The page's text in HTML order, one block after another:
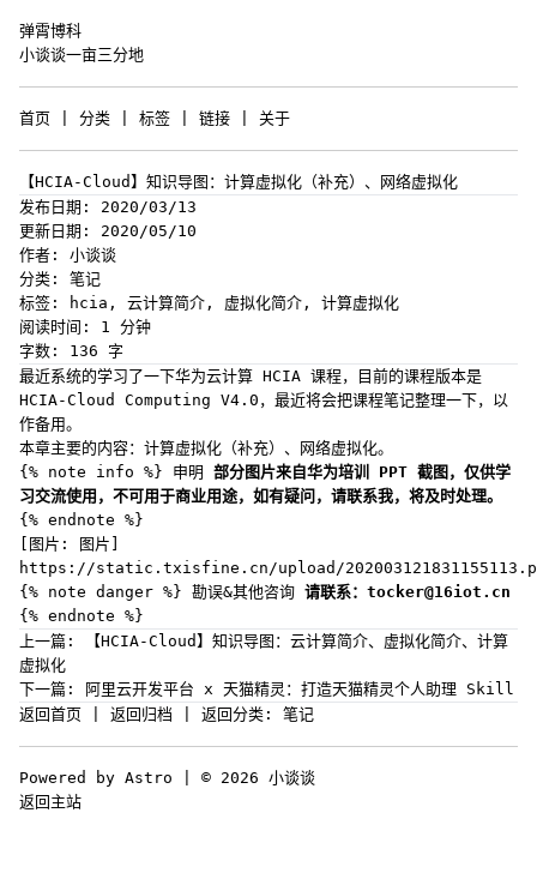
弹霄博科
小谈谈一亩三分地
首页 分类 标签 链接 关于
【HCIA-Cloud】知识导图：计算虚拟化（补充）、网络虚拟化
发布日期: 2020/03/13
更新日期: 2020/05/10
作者: 小谈谈
分类: 笔记
标签: hcia, 云计算简介, 虚拟化简介, 计算虚拟化
阅读时间: 1 分钟
字数: 136 字
最近系统的学习了一下华为云计算 HCIA 课程，目前的课程版本是
HCIA-Cloud Computing V4.0，最近将会把课程笔记整理一下，以
作备用。
本章主要的内容：计算虚拟化（补充）、网络虚拟化。
{% note info %} 申明 部分图片来自华为培训 PPT 截图，仅供学
习交流使用，不可用于商业用途，如有疑问，请联系我，将及时处理。
{% endnote %}
[图片: 图片]
https://static.txisfine.cn/upload/
{% note danger %} 勘误&其他咨询 请联系：tocker@16iot.cn
{% endnote %}
上一篇:
【HCIA-Cloud】知识导图：云计算简介、虚拟化简介、计算
虚拟化
下一篇:
阿里云开发平台 x 天猫精灵：打造天猫精灵个人助理 Skill
返回首页
返回归档 返回分类: 笔记
Powered by Astro | © 2026 小谈谈
返回主站